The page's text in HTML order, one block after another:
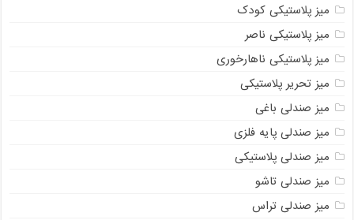
میز پلاستیکی کودک
میز پلاستیکی ناصر
میز پلاستیکی ناهارخوری
میز تحریر پلاستیکی
میز صندلی باغی
میز صندلی پایه فلزی
میز صندلی پلاستیکی
میز صندلی تاشو
میز صندلی تراس